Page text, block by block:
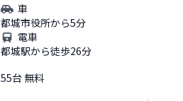
車
都城市役所から5分
電車
都城駅から徒歩26分
55台 無料